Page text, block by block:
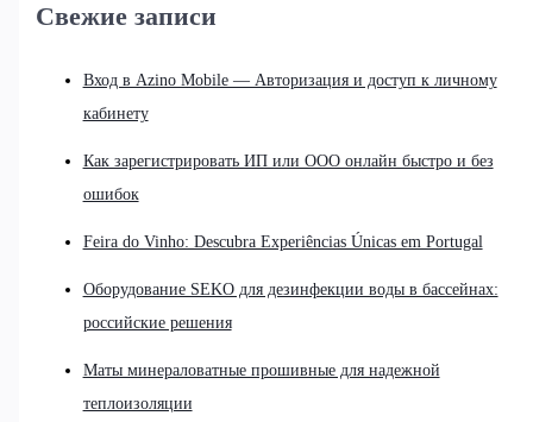
Свежие записи
Вход в Azino Mobile — Авторизация и доступ к личному
кабинету
Как зарегистрировать ИП или ООО онлайн быстро и без
ошибок
Feira do Vinho: Descubra Experiências Únicas em Portugal
Оборудование SEKO для дезинфекции воды в бассейнах:
российские решения
Маты минераловатные прошивные для надежной
теплоизоляции